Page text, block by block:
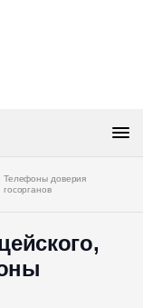
Телефоны доверия
госорганов